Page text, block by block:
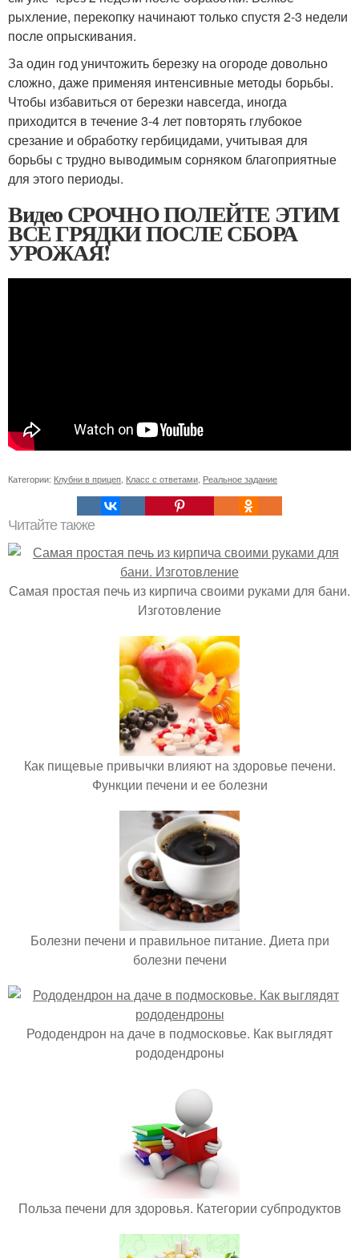
рыхление, перекопку начинают только спустя 2-3 недели
после опрыскивания.
За один год уничтожить березку на огороде довольно
сложно, даже применяя интенсивные методы борьбы.
Чтобы избавиться от березки навсегда, иногда
приходится в течение 3-4 лет повторять глубокое
срезание и обработку гербицидами, учитывая для
борьбы с трудно выводимым сорняком благоприятные
для этого периоды.
Видео СРОЧНО ПОЛЕЙТЕ ЭТИМ
ВСЕ ГРЯДКИ ПОСЛЕ СБОРА
УРОЖАЯ!
Категории: Клубни в прицеп Класс с ответами Реальное задание
Читайте также
Самая простая печь из кирпича своими руками для бани.
Изготовление
Как пищевые привычки влияют на здоровье печени.
Функции печени и ее болезни
Болезни печени и правильное питание. Диета при
болезни печени
Рододендрон на даче в подмосковье. Как выглядят
рододендроны
Польза печени для здоровья. Категории субпродуктов